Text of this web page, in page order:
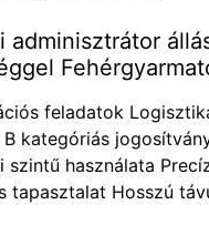
adminisztrátor
feladatok
kategóriás
szintű használata
tapasztalat Hosszú